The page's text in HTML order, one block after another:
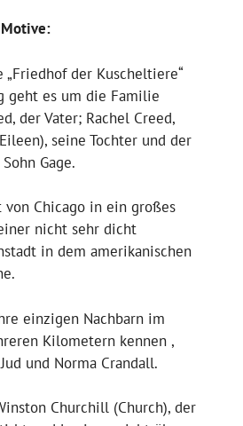
„Friedhof der Kuscheltiere“
geht es um die Familie
der Vater; Rachel Creed,
seine Tochter und der
Gage.
Chicago in ein großes
nicht sehr dicht
in dem amerikanischen
einzigen Nachbarn im
Kilometern kennen ,
und Norma Crandall.
Churchill (Church), der